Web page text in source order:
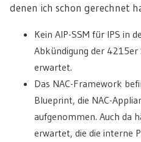
denen ich schon gerechnet
Kein AIP-SSM für IPS in
Abkündigung der 4215er
erwartet.
Das NAC-Framework
Blueprint, die NAC-
aufgenommen. Auch da
erwartet, die die interne